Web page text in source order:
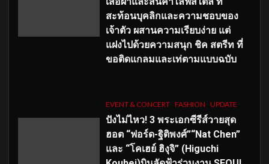
สะท้อนบุคลิกและความชอบของ
เจ้าตัว ผสานความเรียบง่าย แต่
แฝงไปด้วยความสนุก ชิค สตรีท ที่
ขอติดแกลมและเท่ตามแบบฉบับ
EVENT & CONCERT FASHION UPDATE
ปังไม่ไหว! 3 พระเอกซีรีส์วายสุด
ฮอต “ฟอร์ด-ฐิติพงศ์”“Nat Chen”
และ “โคเฮย์ ฮิงุจิ” (Higuchi